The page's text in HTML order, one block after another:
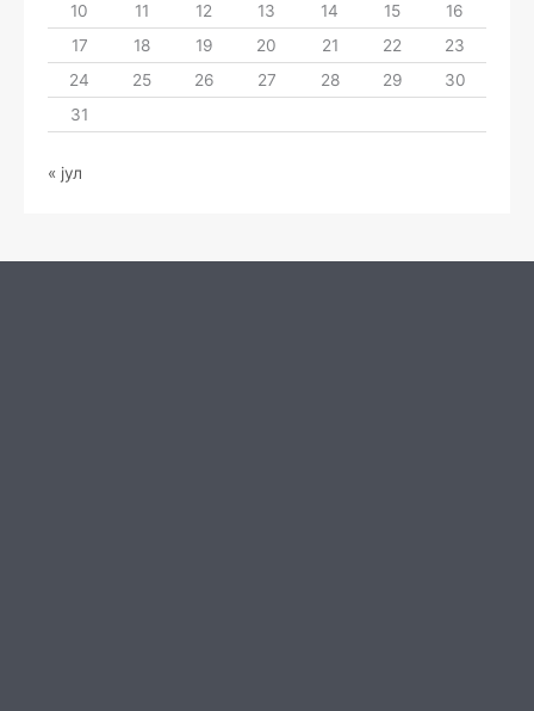
10
11 12 13 14 15
16
17
18 19 20 21 22
23
24
25 26 27 28 29
30
31
« јул